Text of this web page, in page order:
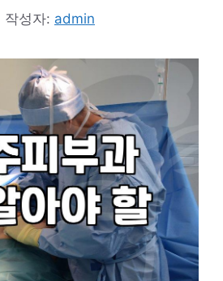
작성자: admin